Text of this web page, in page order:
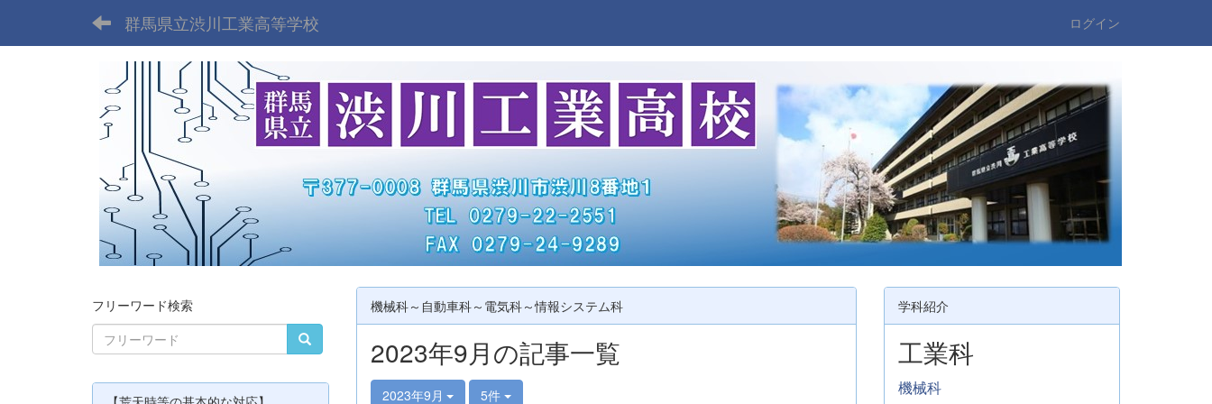
群馬県立渋川工業高等学校 ログイン
機械科～自動車科～電気科～情報システム科
2023年9月の記事一覧
2023年9月 5件
フリーワード検索 学科紹介
工業科
機械科